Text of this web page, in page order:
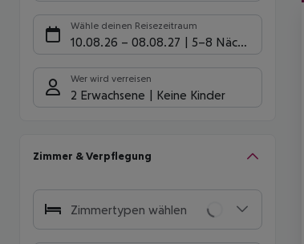
Wähle deinen Reisezeitraum
10.08.26 – 08.08.27 5-8 Nächte
Wer wird verreisen
2 Erwachsene Keine Kinder
Zimmer & Verpflegung
Zimmertypen wählen